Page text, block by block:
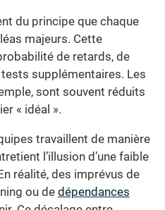
du principe que chaque
majeurs. Cette
de retards, de
supplémentaires. Les
sont souvent réduits
« idéal ».
travaillent de manière
l’illusion d’une faible
réalité, des imprévus de
ou de dépendances